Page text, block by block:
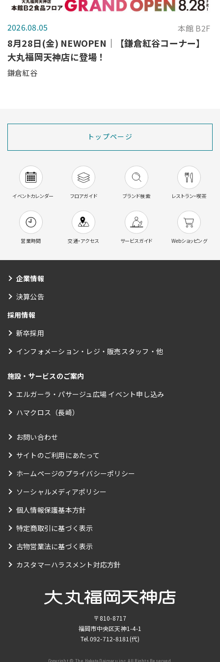
2026.08.05 本館 B2F
8月28日(金) NEWOPEN｜【鎌倉紅谷コーナー】
大丸福岡天神店に登場！
鎌倉紅谷
トップページ
イベントカレンダー フロアガイド ブランド検索 レストラン・喫茶
営業時間 交通・アクセス サービスガイド Webショッピング
企業情報
決算公告
採用情報
新卒採用
インフォメーション・レジ・販売スタッフ・他
施設・サービスのご案内
エルガーラ・パサージュ広場 イベント申し込み
ハマクロス（長崎）
お問い合わせ
サイトのご利用にあたって
ホームページのプライバシーポリシー
ソーシャルメディアポリシー
個人情報保護基本方針
特定商取引に基づく表示
古物営業法に基づく表示
カスタマーハラスメント対応方針
〒810-8717
福岡市中央区天神1-4-1
Tel.092-712-8181 (代)
Copyright © The Hakata Daimaru,inc. All Rights Reserved.